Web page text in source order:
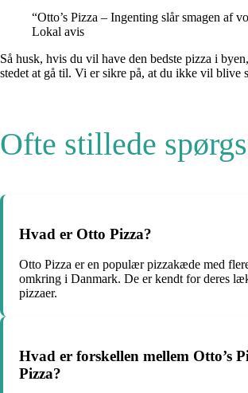
“Otto’s Pizza – Ingenting slår smagen af
Lokal avis
Så husk, hvis du vil have den bedste pizza i
stedet at gå til. Vi er sikre på, at du ikke vil blive
Ofte stillede
Hvad er Otto Pizza?
Otto Pizza er en populær pizzakæde med
omkring i Danmark. De er kendt for deres
pizzaer.
Hvad er forskellen mellem Otto’s
Pizza?